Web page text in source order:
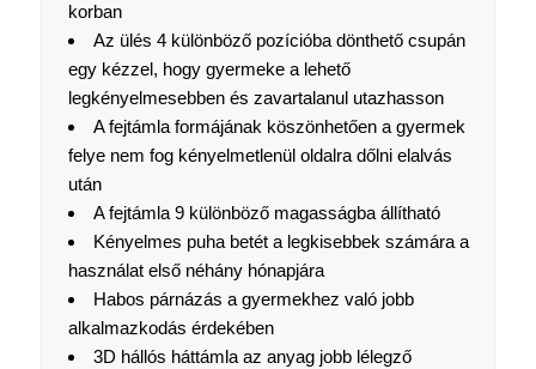
korban
Az ülés 4 különböző pozícióba dönthető csupán
egy kézzel, hogy gyermeke a lehető
legkényelmesebben és zavartalanul utazhasson
A fejtámla formájának köszönhetően a gyermek
felye nem fog kényelmetlenül oldalra dőlni elalvás
után
A fejtámla 9 különböző magasságba állítható
Kényelmes puha betét a legkisebbek számára a
használat első néhány hónapjára
Habos párnázás a gyermekhez való jobb
alkalmazkodás érdekében
3D hállós háttámla az anyag jobb lélegző